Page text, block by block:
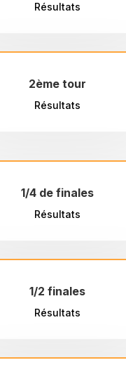
Résultats
2ème tour
Résultats
1/4 de finales
Résultats
1/2 finales
Résultats